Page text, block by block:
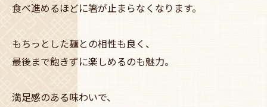
食べ進めるほどに箸が止まらなくなります。
もちっとした麺との相性も良く、
最後まで飽きずに楽しめるのも魅力。
満足感のある味わいで、